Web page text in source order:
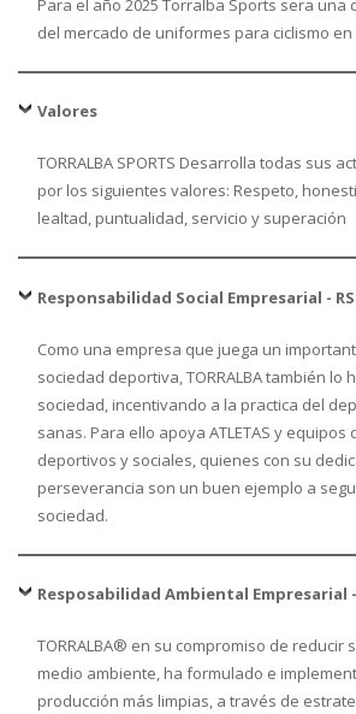
del mercado de uniformes para ciclismo en
Valores
TORRALBA SPORTS Desarrolla todas sus
por los siguientes valores: Respeto,
lealtad, puntualidad, servicio y superación
Responsabilidad Social Empresarial -
Como una empresa que juega un
sociedad deportiva, TORRALBA también lo
sociedad, incentivando a la practica del
sanas. Para ello apoya ATLETAS y
deportivos y sociales, quienes con su
perseverancia son un buen ejemplo a
sociedad.
Resposabilidad Ambiental Empresarial -
TORRALBA® en su compromiso de reducir
medio ambiente, ha formulado e
producción más limpias, a través de